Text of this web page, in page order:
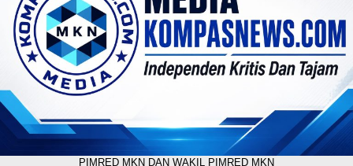
PIMRED MKN DAN WAKIL PIMRED MKN